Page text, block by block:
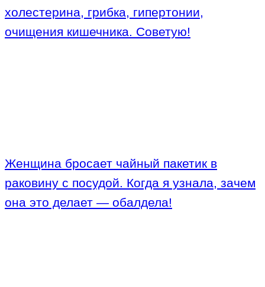
холестерина, грибка, гипертонии,
очищения кишечника. Советую!
Женщина бросает чайный пакетик в
раковину с посудой. Когда я узнала, зачем
она это делает — обалдела!